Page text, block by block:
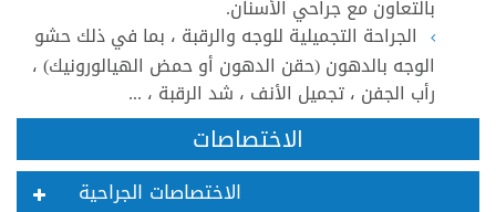
بالتعاون مع جراحي الأسنان.
الجراحة التجميلية للوجه والرقبة ، بما في ذلك حشو
الوجه بالدهون (حقن الدهون أو حمض الهيالورونيك) ،
رأب الجفن ، تجميل الأنف ، شد الرقبة ، ...
الاختصاصات
الاختصاصات الجراحية